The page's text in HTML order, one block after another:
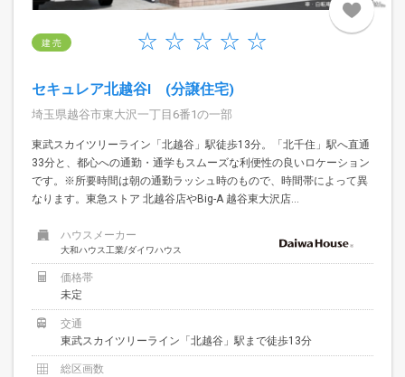
建 売
セキュレア北越谷I (分譲住宅)
埼玉県越谷市東大沢一丁目6番1の一部
東武スカイツリーライン「北越谷」駅徒歩13分。「北千住」駅へ直通
33分と、都心への通勤・通学もスムーズな利便性の良いロケーション
です。※所要時間は朝の通勤ラッシュ時のもので、時間帯によって異
なります。東急ストア 北越谷店やBig-A 越谷東大沢店...
ハウスメーカー
大和ハウス工業/ダイワハウス
価格帯
未定
交通
東武スカイツリーライン「北越谷」駅まで徒歩13分
総区画数